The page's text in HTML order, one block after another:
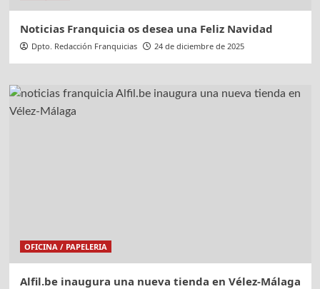
Noticias Franquicia os desea una Feliz Navidad
Dpto. Redacción Franquicias 24 de diciembre de 2025
OFICINA / PAPELERIA
Alfil.be inaugura una nueva tienda en Vélez-Málaga